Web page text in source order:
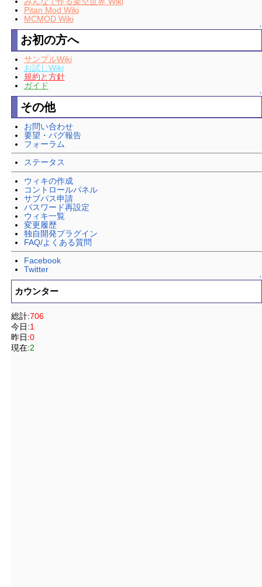
Pitan Mod Wiki
MCMOD Wiki
↑
お初の方へ
サンプルWiki
お試しWiki
規約と方針
ガイド
↑
その他
お問い合わせ
要望・バグ報告
フォーラム
ステータス
ウィキの作成
コントロールパネル
サブパス申請
パスワード再設定
ウィキ一覧
変更履歴
独自開発プラグイン
FAQ/よくある質問
Facebook
Twitter
↑
カウンター
総計:706
今日:1
昨日:0
現在:2